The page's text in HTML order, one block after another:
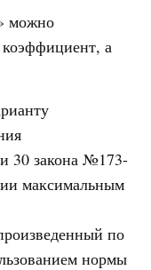
можно
а
30 закона №173-
максимальным
по
нормы